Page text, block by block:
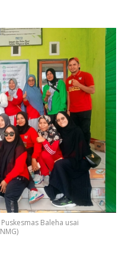
Baleha usai